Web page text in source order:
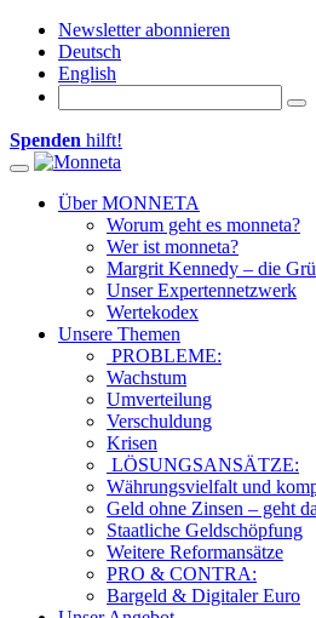
Newsletter abonnieren
Deutsch
English
Spenden hilft!
Toggle navigation
Über MONNETA
Worum geht es monneta?
Wer ist monneta?
Margrit Kennedy – die
Unser Expertennetzwerk
Wertekodex
Unsere Themen
PROBLEME:
Wachstum
Umverteilung
Verschuldung
Krisen
LÖSUNGSANSÄTZE:
Währungsvielfalt und
Geld ohne Zinsen – geht
Staatliche Geldschöpfung
Weitere Reformansätze
PRO & CONTRA:
Bargeld & Digitaler Euro